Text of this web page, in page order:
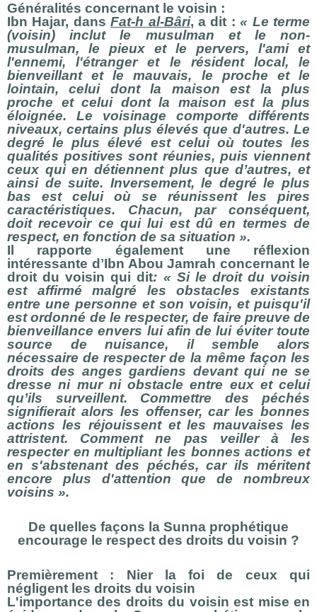
Généralités concernant le voisin :
Ibn Hajar, dansFat-h al-Bâri, a dit :« Le terme
(voisin) inclut le musulman et le non-
musulman, le pieux et le pervers, l'ami et
l'ennemi, l'étranger et le résident local, le
bienveillant et le mauvais, le proche et le
lointain, celui dont la maison est la plus
proche et celui dont la maison est la plus
éloignée. Le voisinage comporte différents
niveaux, certains plus élevés que d'autres. Le
degré le plus élevé est celui où toutes les
qualités positives sont réunies, puis viennent
ceux qui en détiennent plus que d’autres, et
ainsi de suite. Inversement, le degré le plus
bas est celui où se réunissent les pires
caractéristiques. Chacun, par conséquent,
doit recevoir ce qui lui est dû en termes de
respect, en fonction de sa situation ».
Il rapporte également une réflexion
intéressante dʼIbn Abou Jamrah concernant le
droit du voisin qui dit: « Si le droit du voisin
est affirmé malgré les obstacles existants
entre une personne et son voisin, et puisqu'il
est ordonné de le respecter, de faire preuve de
bienveillance envers lui afin de lui éviter toute
source de nuisance, il semble alors
nécessaire de respecter de la même façon les
droits des anges gardiens devant qui ne se
dresse ni mur ni obstacle entre eux et celui
qu’ils surveillent. Commettre des péchés
signifierait alors les offenser, car les bonnes
actions les réjouissent et les mauvaises les
attristent. Comment ne pas veiller à les
respecter en multipliant les bonnes actions et
en s'abstenant des péchés, car ils méritent
encore plus d'attention que de nombreux
voisins ».
De quelles façons la Sunna prophétique
encourage le respect des droits du voisin ?
Premièrement : Nier la foi de ceux qui
négligent les droits du voisin
L'importance des droits du voisin est mise en